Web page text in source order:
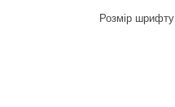
Розмір шрифту